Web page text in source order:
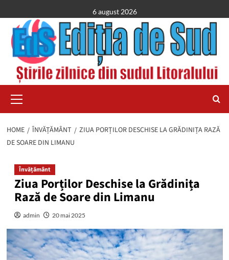
to
content
6 august 2026
Menu
HOME ÎNVĂȚĂMÂNT
ZIUA PORȚILOR DESCHISE LA GRĂDINIȚA RAZĂ
DE SOARE DIN LIMANU
Învățământ
Ziua Porților Deschise la Grădinița
Rază de Soare din Limanu
admin 20 mai 2025